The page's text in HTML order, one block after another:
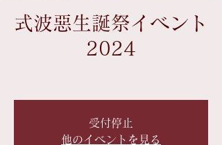
式波惡生誕祭イベント
2024
受付停止
他のイベントを見る